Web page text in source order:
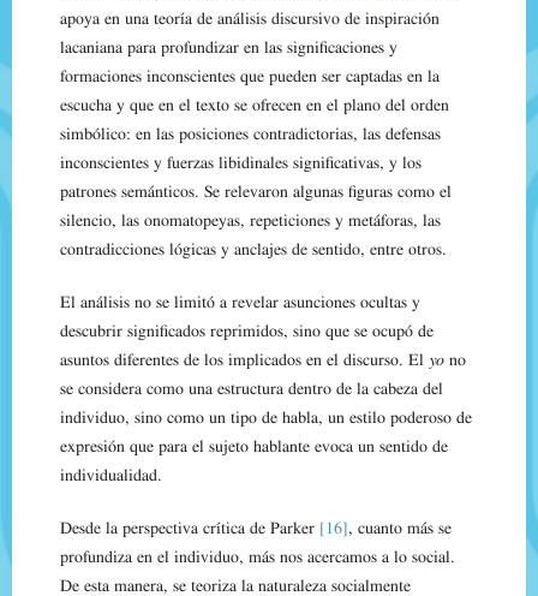
apoya en una teoría de análisis discursivo de inspiración
lacaniana para profundizar en las significaciones y
formaciones inconscientes que pueden ser captadas en la
escucha y que en el texto se ofrecen en el plano del orden
simbólico: en las posiciones contradictorias, las defensas
inconscientes y fuerzas libidinales significativas, y los
patrones semánticos. Se relevaron algunas figuras como el
silencio, las onomatopeyas, repeticiones y metáforas, las
contradicciones lógicas y anclajes de sentido, entre otros.
El análisis no se limitó a revelar asunciones ocultas y
descubrir significados reprimidos, sino que se ocupó de
asuntos diferentes de los implicados en el discurso. El yono
se considera como una estructura dentro de la cabeza del
individuo, sino como un tipo de habla, un estilo poderoso de
expresión que para el sujeto hablante evoca un sentido de
individualidad.
Desde la perspectiva crítica de Parker [16], cuanto más se
profundiza en el individuo, más nos acercamos a lo social.
De esta manera, se teoriza la naturaleza socialmente